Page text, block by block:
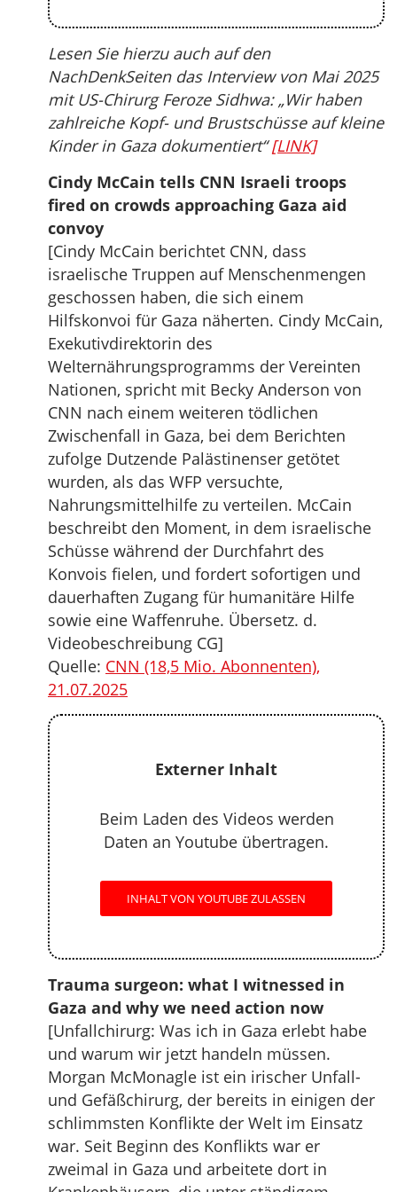
Lesen Sie hierzu auch auf den
NachDenkSeiten das Interview von Mai 2025
mit US-Chirurg Feroze Sidhwa: „Wir haben
zahlreiche Kopf- und Brustschüsse auf kleine
Kinder in Gaza dokumentiert“[LINK]
Cindy McCain tells CNN Israeli troops
fired on crowds approaching Gaza aid
convoy
[Cindy McCain berichtet CNN, dass
israelische Truppen auf Menschenmengen
geschossen haben, die sich einem
Hilfskonvoi für Gaza näherten. Cindy McCain,
Exekutivdirektorin des
Welternährungsprogramms der Vereinten
Nationen, spricht mit Becky Anderson von
CNN nach einem weiteren tödlichen
Zwischenfall in Gaza, bei dem Berichten
zufolge Dutzende Palästinenser getötet
wurden, als das WFP versuchte,
Nahrungsmittelhilfe zu verteilen. McCain
beschreibt den Moment, in dem israelische
Schüsse während der Durchfahrt des
Konvois fielen, und fordert sofortigen und
dauerhaften Zugang für humanitäre Hilfe
sowie eine Waffenruhe. Übersetz. d.
Videobeschreibung CG]
Quelle: CNN (18,5 Mio. Abonnenten),
21.07.2025
Externer Inhalt
Beim Laden des Videos werden
Daten an Youtube übertragen.
INHALT VON YOUTUBE ZULASSEN
Trauma surgeon: what I witnessed in
Gaza and why we need action now
[Unfallchirurg: Was ich in Gaza erlebt habe
und warum wir jetzt handeln müssen.
Morgan McMonagle ist ein irischer Unfall-
und Gefäßchirurg, der bereits in einigen der
schlimmsten Konflikte der Welt im Einsatz
war. Seit Beginn des Konflikts war er
zweimal in Gaza und arbeitete dort in